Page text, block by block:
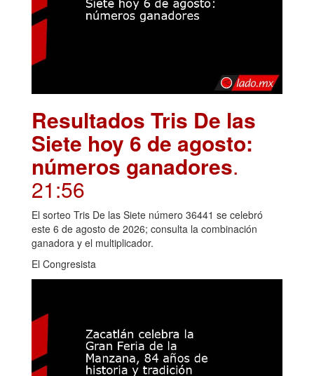
Resultados Tris De las
Siete hoy 6 de agosto:
números ganadores.
21:56
El sorteo Tris De las Siete número 36441 se celebró
este 6 de agosto de 2026; consulta la combinación
ganadora y el multiplicador.
El Congresista